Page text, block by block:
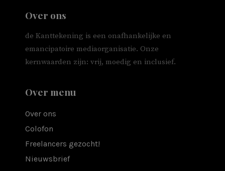
Over ons
de Kanttekening is een onafhankelijke en
emancipatoire mediaorganisatie. Onze
kernwaarden zijn: vrij, moedig en inclusief.
Over menu
Over ons
Colofon
Freelancers gezocht!
Nieuwsbrief